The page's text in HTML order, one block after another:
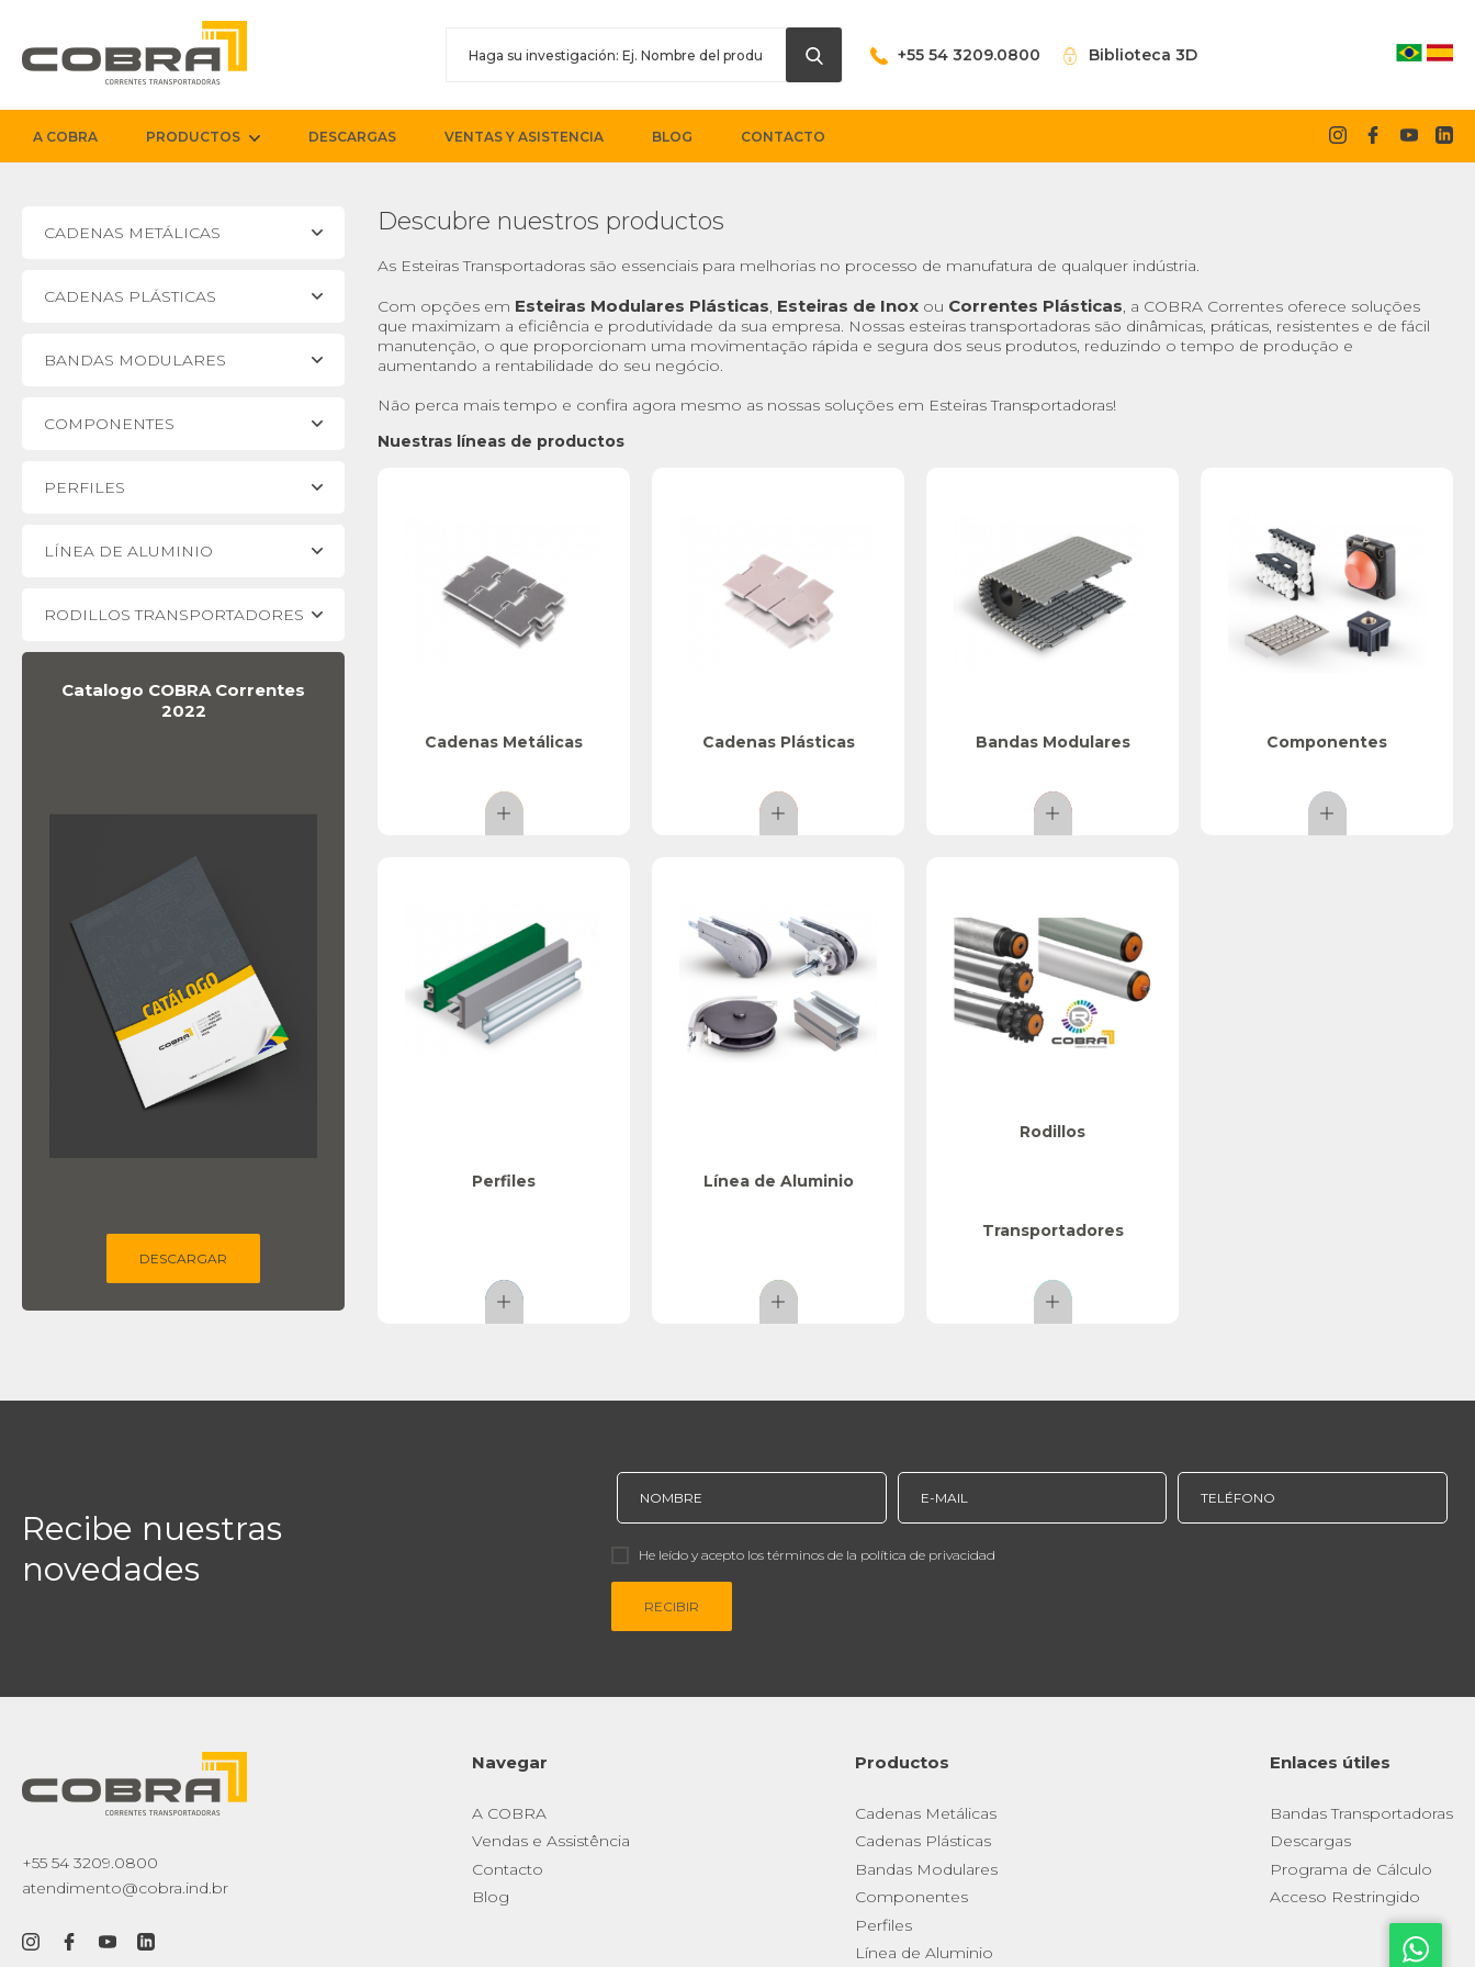
+55 54 3209.0800 Biblioteca 3D
A COBRA PRODUCTOS DESCARGAS VENTAS Y ASISTENCIA BLOG CONTACTO
CADENAS METÁLICAS
CADENAS PLÁSTICAS
BANDAS MODULARES
COMPONENTES
PERFILES
LÍNEA DE ALUMINIO
RODILLOS TRANSPORTADORES
Catalogo COBRA Correntes
2022
DESCARGAR
Descubre nuestros productos
As Esteiras Transportadoras são essenciais para melhorias no processo de manufatura de qualquer indústria.
Com opções em Esteiras Modulares Plásticas, Esteiras de Inox ou Correntes Plásticas, a COBRA Correntes oferece soluções
que maximizam a eficiência e produtividade da sua empresa. Nossas esteiras transportadoras são dinâmicas, práticas, resistentes e de fácil
manutenção, o que proporcionam uma movimentação rápida e segura dos seus produtos, reduzindo o tempo de produção e
aumentando a rentabilidade do seu negócio.
Não perca mais tempo e confira agora mesmo as nossas soluções em Esteiras Transportadoras!
Nuestras líneas de productos
Cadenas Metálicas Cadenas Plásticas Bandas Modulares Componentes
Perfiles Línea de Aluminio
Rodillos
Transportadores
Recibe nuestras
novedades
He leído y acepto los términos de la política de privacidad
RECIBIR
+55 54 3209.0800
atendimento@cobra.ind.br
Navegar
A COBRA
Vendas e Assistência
Contacto
Blog
Productos
Cadenas Metálicas
Cadenas Plásticas
Bandas Modulares
Componentes
Perfiles
Línea de Aluminio
Enlaces útiles
Bandas Transportadoras
Descargas
Programa de Cálculo
Acceso Restringido